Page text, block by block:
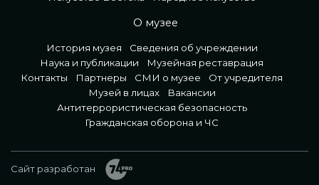
О музее
История музея
Сведения об учреждении
Наука и публикации
Музейная реставрация
Контакты
Партнеры СМИ о музее
От учредителя
Музей в лицах
Вакансии
Антитеррористическая безопасность
Гражданская оборона и ЧС
Сайт разработан